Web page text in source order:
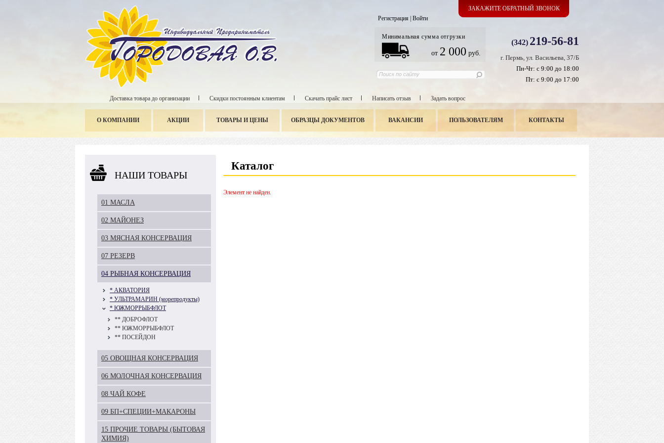
(342) 219-56-81
г. Пермь, ул. Васильева, 37/Б
Пн-Чт: с 9:00 до 18:00
Пт: с 9:00 до 17:00
Регистрация Войти
Минимальная сумма отгрузки
от 2 000 руб.
Доставка товара до организации Скидки постоянным клиентам Скачать прайс лист Написать отзыв Задать вопрос
О КОМПАНИИ АКЦИИ ТОВАРЫ И ЦЕНЫ ОБРАЗЦЫ ДОКУМЕНТОВ ВАКАНСИИ ПОЛЬЗОВАТЕЛЯМ КОНТАКТЫ
ЗАКАЖИТЕ ОБРАТНЫЙ ЗВОНОК
НАШИ ТОВАРЫ
01 МАСЛА
02 МАЙОНЕЗ
03 МЯСНАЯ КОНСЕРВАЦИЯ
07 РЕЗЕРВ
04 РЫБНАЯ КОНСЕРВАЦИЯ
* АКВАТОРИЯ
* УЛЬТРАМАРИН (морепродукты)
* ЮЖМОРРЫБФЛОТ
** ДОБРОФЛОТ
** ЮЖМОРРЫБФЛОТ
** ПОСЕЙДОН
05 ОВОЩНАЯ КОНСЕРВАЦИЯ
06 МОЛОЧНАЯ КОНСЕРВАЦИЯ
08 ЧАЙ КОФЕ
09 БП+СПЕЦИИ+МАКАРОНЫ
15 ПРОЧИЕ ТОВАРЫ (БЫТОВАЯ
ХИМИЯ)
Каталог
Элемент не найден.